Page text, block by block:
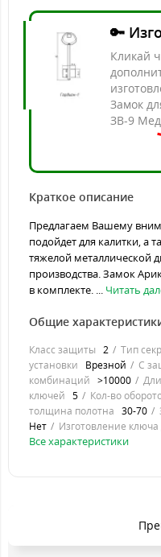
🔑
Кликай
Замок
ЗВ-9
Краткое описание
Предлагаем Вашему
подойдет для калитки, а
тяжелой металлической
производства. Замок
в комплекте. ... Читать
Общие
Класс защиты 2 Тип
установки
Врезной С
комбинаций >10000
ключей 5 Кол-во
толщина полотна 30-70
Нет
Изготовление
Все характеристики